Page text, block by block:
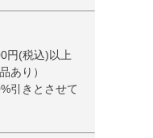
円(税込)以上
あり）
引きとさせて